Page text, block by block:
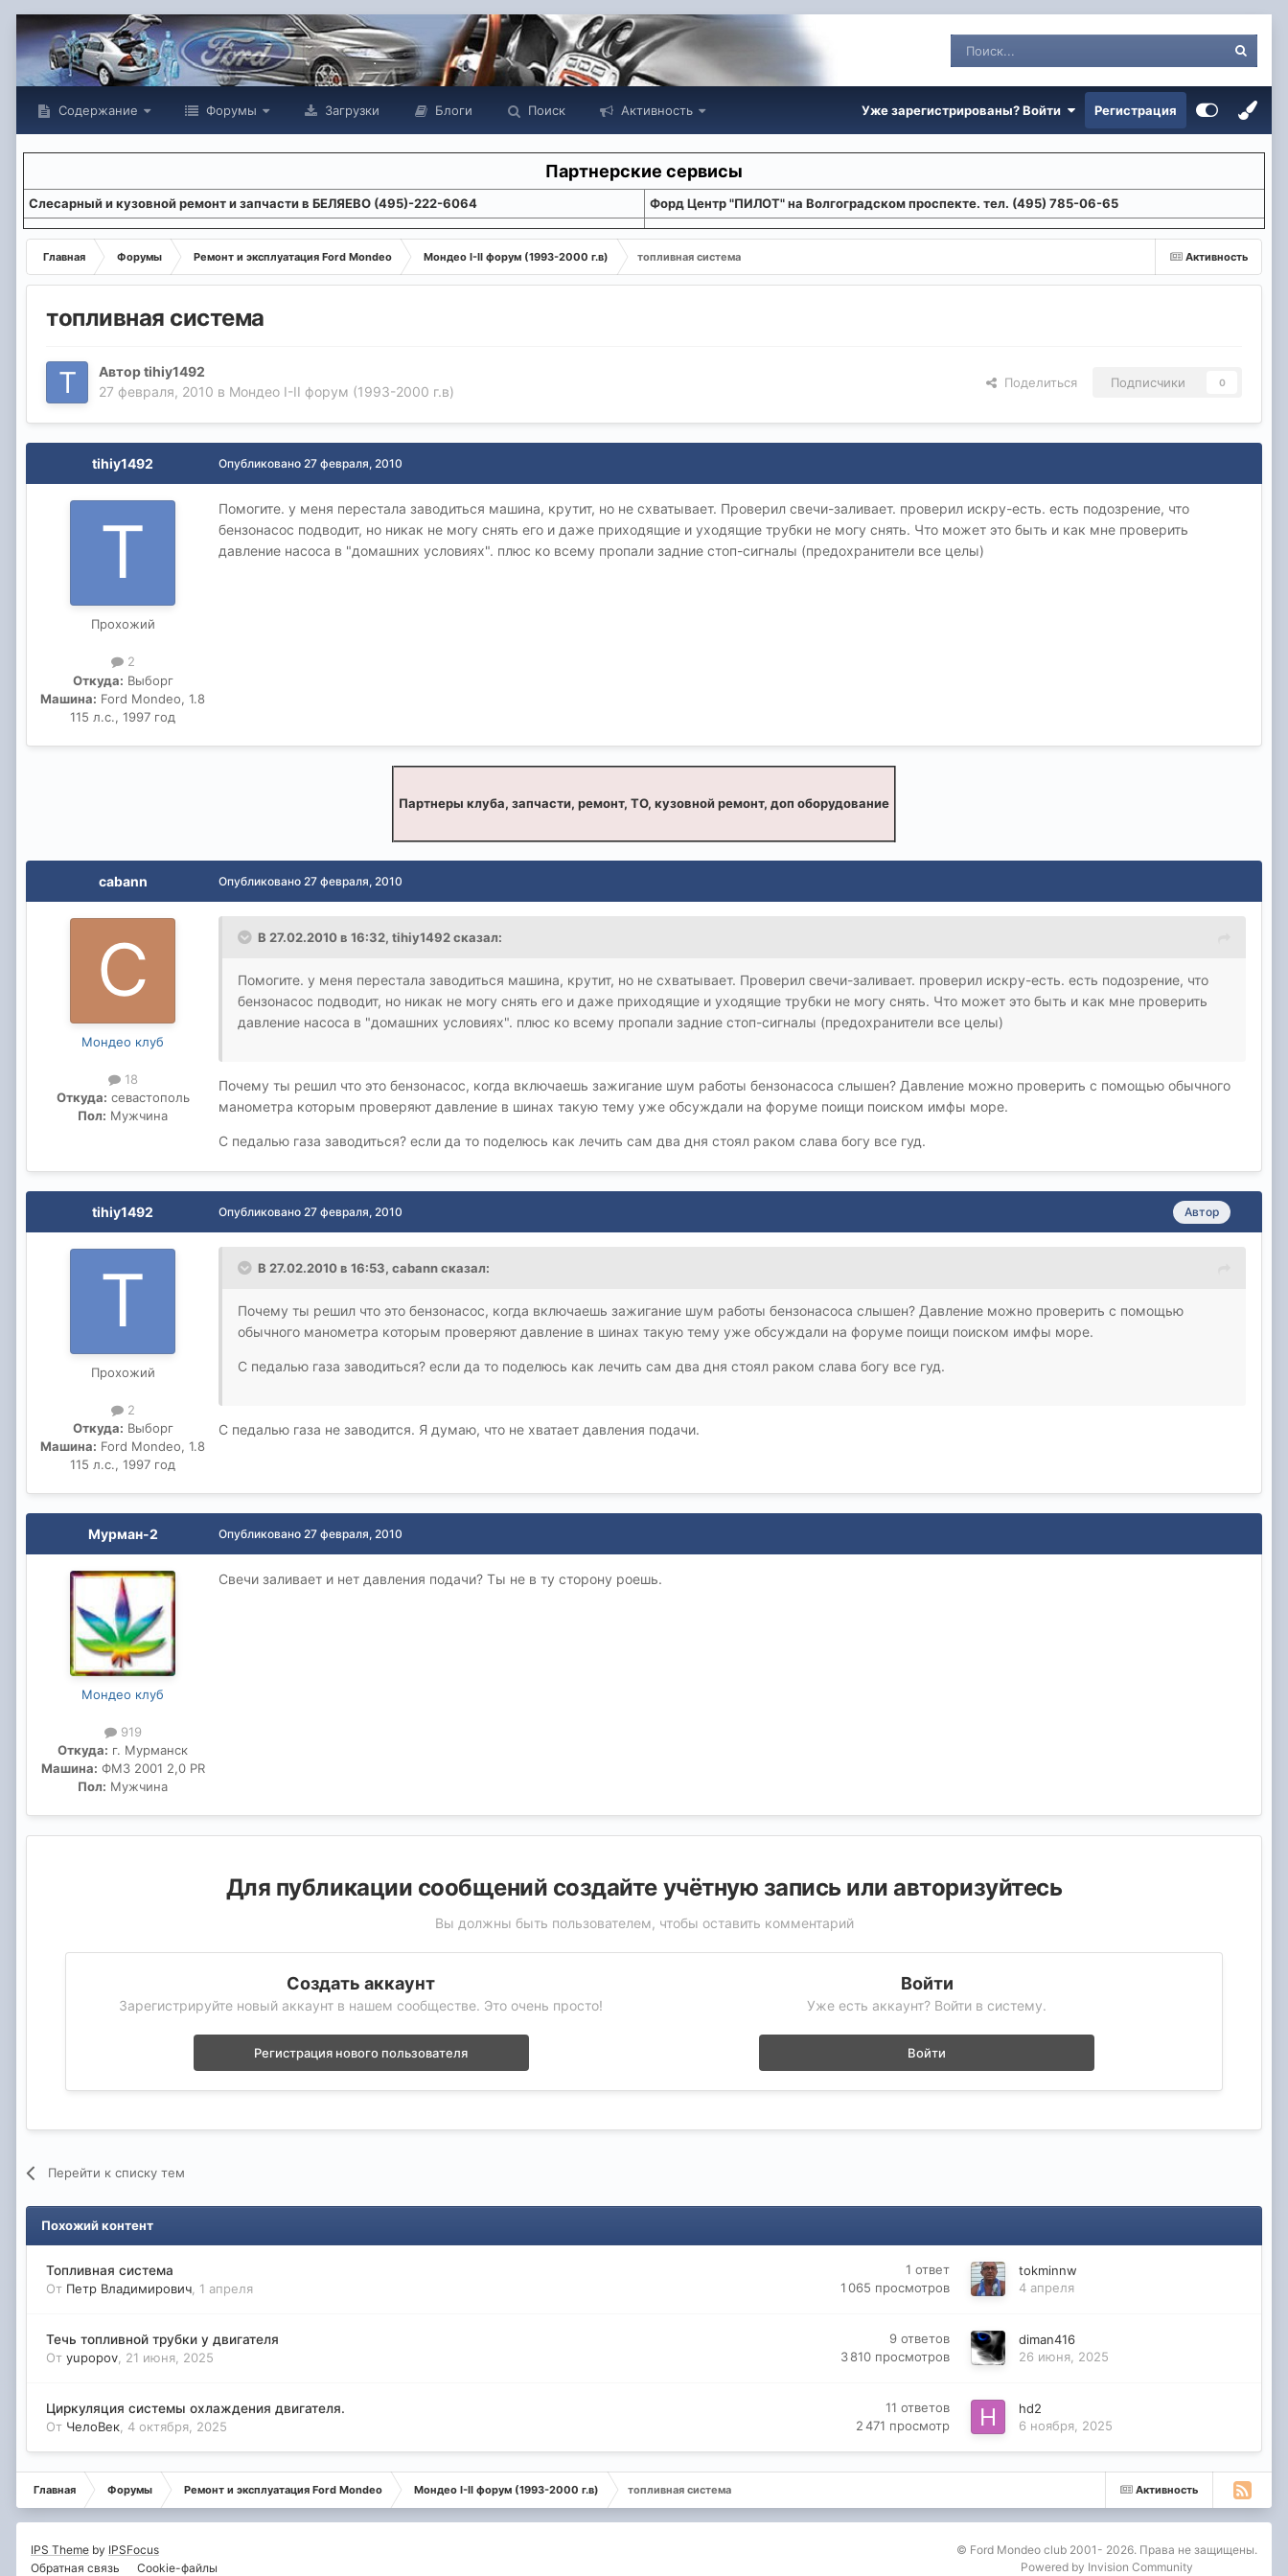
Содержание Форумы Загрузки Блоги Поиск Активность Уже зарегистрированы? Войти Регистрация
Партнерские сервисы
Слесарный и кузовной ремонт и запчасти в БЕЛЯЕВО (495)-222-6064 Форд Центр "ПИЛОТ" на Волгоградском проспекте. тел. (495) 785-06-65
Активность
Главная Форумы Ремонт и эксплуатация Ford Mondeo Мондео I-II форум (1993-2000 г.в) топливная система
топливная система
Авторtihiy1492
27 февраля, 2010 в Мондео I-II форум (1993-2000 г.в)
Поделиться Подписчики 0
tihiy1492
Прохожий
2
Откуда: Выборг
Машина: Ford Mondeo, 1.8
115 л.с., 1997 год
Опубликовано 27 февраля, 2010
Помогите. у меня перестала заводиться машина, крутит, но не схватывает. Проверил свечи-заливает. проверил искру-есть. есть подозрение, что
бензонасос подводит, но никак не могу снять его и даже приходящие и уходящие трубки не могу снять. Что может это быть и как мне проверить
давление насоса в "домашних условиях". плюс ко всему пропали задние стоп-сигналы (предохранители все целы)
Партнеры клуба, запчасти, ремонт, ТО, кузовной ремонт, доп оборудование
cabann
Мондео клуб
18
Откуда: севастополь
Пол: Мужчина
Опубликовано 27 февраля, 2010
В 27.02.2010 в 16:32, tihiy1492 сказал:
Помогите. у меня перестала заводиться машина, крутит, но не схватывает. Проверил свечи-заливает. проверил искру-есть. есть подозрение, что
бензонасос подводит, но никак не могу снять его и даже приходящие и уходящие трубки не могу снять. Что может это быть и как мне проверить
давление насоса в "домашних условиях". плюс ко всему пропали задние стоп-сигналы (предохранители все целы)
Почему ты решил что это бензонасос, когда включаешь зажигание шум работы бензонасоса слышен? Давление можно проверить с помощью обычного
манометра которым проверяют давление в шинах такую тему уже обсуждали на форуме поищи поиском имфы море.
С педалью газа заводиться? если да то поделюсь как лечить сам два дня стоял раком слава богу все гуд.
tihiy1492
Прохожий
2
Откуда: Выборг
Машина: Ford Mondeo, 1.8
115 л.с., 1997 год
Автор
Опубликовано 27 февраля, 2010
В 27.02.2010 в 16:53, cabann сказал:
Почему ты решил что это бензонасос, когда включаешь зажигание шум работы бензонасоса слышен? Давление можно проверить с помощью
обычного манометра которым проверяют давление в шинах такую тему уже обсуждали на форуме поищи поиском имфы море.
С педалью газа заводиться? если да то поделюсь как лечить сам два дня стоял раком слава богу все гуд.
С педалью газа не заводится. Я думаю, что не хватает давления подачи.
Мурман-2
Мондео клуб
919
Откуда: г. Мурманск
Машина: ФМ3 2001 2,0 PR
Пол: Мужчина
Опубликовано 27 февраля, 2010
Свечи заливает и нет давления подачи? Ты не в ту сторону роешь.
Для публикации сообщений создайте учётную запись или авторизуйтесь
Вы должны быть пользователем, чтобы оставить комментарий
Создать аккаунт
Зарегистрируйте новый аккаунт в нашем сообществе. Это очень просто!
Регистрация нового пользователя
Войти
Уже есть аккаунт? Войти в систему.
Войти
Перейти к списку тем
Похожий контент
Топливная система
От Петр Владимирович 1 апреля
1 ответ
1 065 просмотров
tokminnw
4 апреля
Течь топливной трубки у двигателя
От yupopov 21 июня, 2025
9 ответов
3 810 просмотров
diman416
26 июня, 2025
Циркуляция системы охлаждения двигателя.
От ЧелоВек 4 октября, 2025
11 ответов
2 471 просмотр
hd2
6 ноября, 2025
Активность
Главная Форумы Ремонт и эксплуатация Ford Mondeo Мондео I-II форум (1993-2000 г.в) топливная система
IPS Theme by IPSFocus
Обратная связь
Cookie-файлы
© Ford Mondeo club 2001- 2026. Права не защищены.
Powered by Invision Community